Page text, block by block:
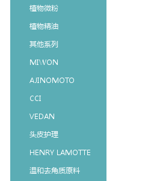
植物微粉
植物精油
其他系列
MIWON
AJINOMOTO
CCI
VEDAN
头皮护理
HENRY LAMOTTE
温和去角质原料